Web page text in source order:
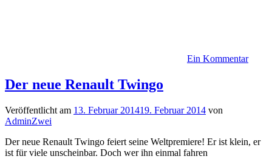
Ein Kommentar
Der neue Renault Twingo
Veröffentlicht am 13. Februar 201419. Februar 2014 von
AdminZwei
Der neue Renault Twingo feiert seine Weltpremiere! Er ist klein, er
ist für viele unscheinbar. Doch wer ihn einmal fahren